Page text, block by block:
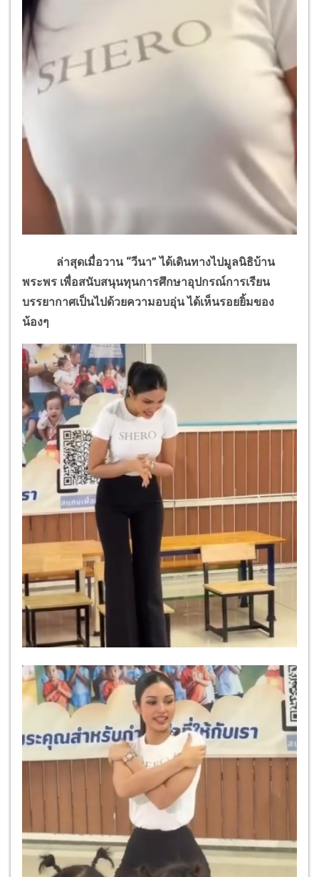
ล่าสุดเมื่อวาน “วีนา” ได้เดินทางไปมูลนิธิบ้าน
พระพร เพื่อสนับสนุนทุนการศึกษาอุปกรณ์การเรียน
บรรยากาศเป็นไปด้วยความอบอุ่น ได้เห็นรอยยิ้มของ
น้องๆ